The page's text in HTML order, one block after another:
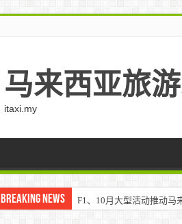
马来西亚旅
itaxi.my
Breaking News F1、10月大型活动推动马